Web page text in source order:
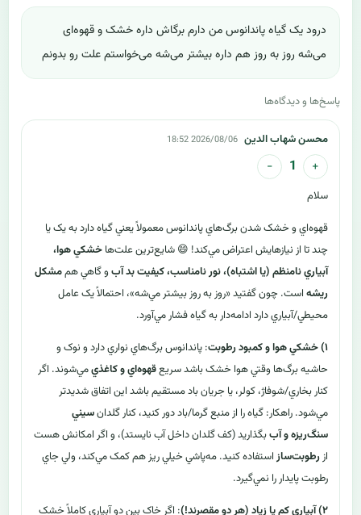
درود یک گیاه پاندانوس من دارم برگاش داره خشک و قهوه‌ای
می‌شه روز به روز هم داره بیشتر می‌شه می‌خواستم علت رو بدونم
پاسخ‌ها و دیدگاه‌ها
محسن شهاب الدین 2026/08/06 18:52
+
1
−
سلام
قهوه‌اي و خشک شدن برگ‌هاي پاندانوس معمولاً يعني گياه دارد به يک يا
چند تا از نيازهايش اعتراض مي‌کند! 😄 شايع‌ترين علت‌ها خشکي هوا،
آبياري نامنظم (يا اشتباه)، نور نامناسب، کيفيت بد آب و گاهي هممشکل
ريشه است. چون گفتيد «روز به روز بيشتر مي‌شه»، احتمالاً يک عامل
محيطي/آبياري دارد ادامه‌دار به گياه فشار مي‌آورد.
۱) خشکي هوا و کمبود رطوبت
: پاندانوس برگ‌هاي نواري دارد و نوک و
حاشيه برگ‌ها وقتي هوا خشک باشد سريعقهوه‌اي و کاغذيمي‌شوند. اگر
کنار بخاري/شوفاژ، کولر، يا جريان باد مستقيم باشد اين اتفاق شديدتر
مي‌شود. راهکار: گياه را از منبع گرما/باد دور کنيد، کنار گلدانسيني
سنگ‌ريزه و آببگذاريد (کف گلدان داخل آب نايستد)، و اگر امکانش هست
ازرطوبت‌ساز استفاده کنيد. مه‌پاشي خيلي ريز هم کمک مي‌کند، ولي جاي
رطوبت پايدار را نمي‌گيرد.
۲) آبياري کم يا زياد (هر دو مقصرند!)
: اگر خاک بين دو آبياري کاملاً خشک